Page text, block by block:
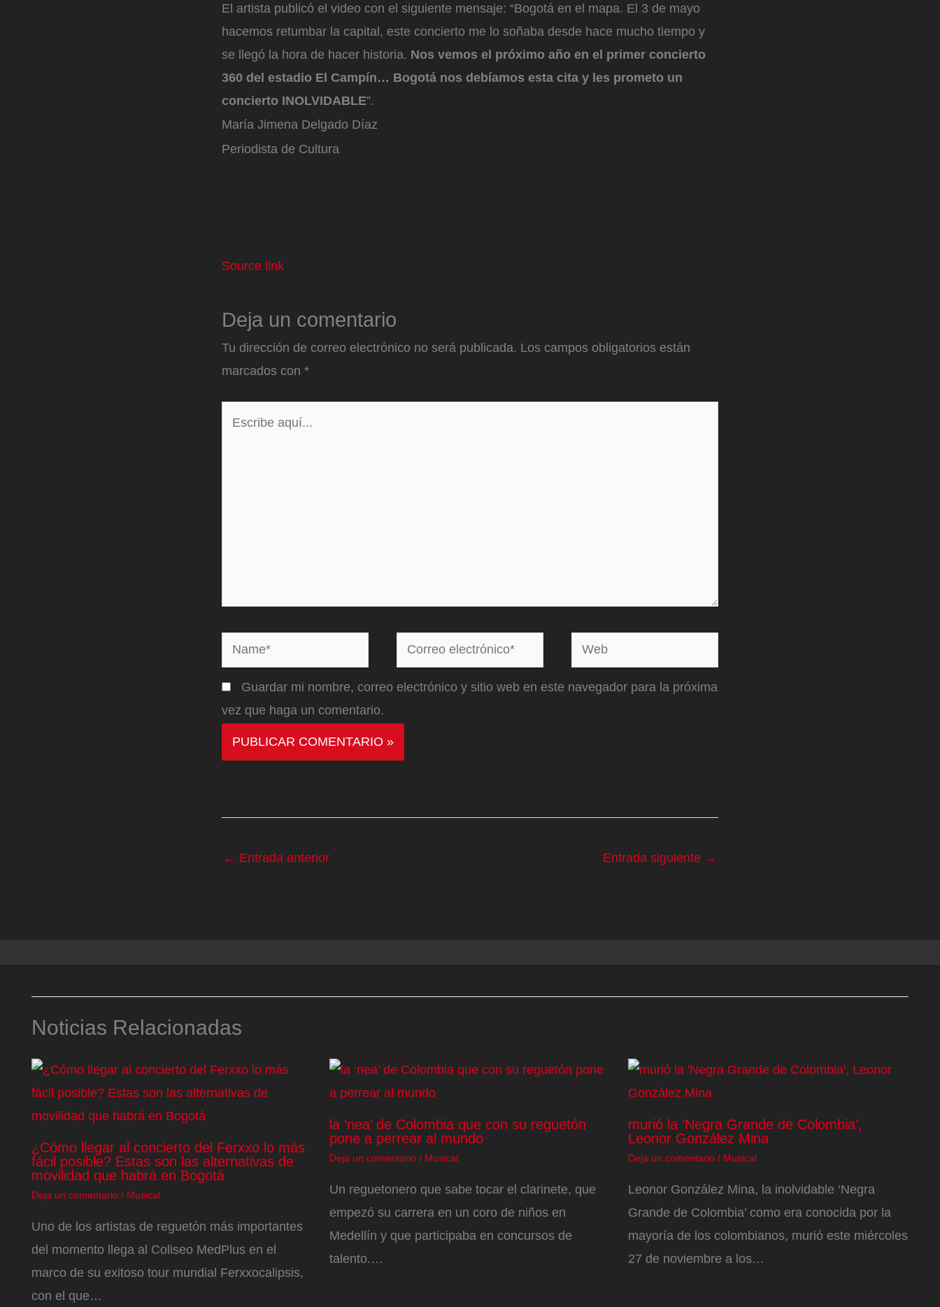
El artista publicó el video con el siguiente mensaje: “Bogotá en el mapa. El 3 de mayo
hacemos retumbar la capital, este concierto me lo soñaba desde hace mucho tiempo y
se llegó la hora de hacer historia. Nos vemos el próximo año en el primer concierto
360 del estadio El Campín… Bogotá nos debíamos esta cita y les prometo un
concierto INOLVIDABLE”.
María Jimena Delgado Díaz
Periodista de Cultura
Source link
Deja un comentario
Tu dirección de correo electrónico no será publicada. Los campos obligatorios están
marcados con *
Name*
Correo
electrónico*
Web
Guardar mi nombre, correo electrónico y sitio web en este navegador para la próxima
vez que haga un comentario.
← Entrada anterior Entrada siguiente →
Noticias Relacionadas
¿Cómo llegar al concierto del Ferxxo lo más
fácil posible? Estas son las alternativas de
movilidad que habrá en Bogotá
Deja un comentario / Musical
Uno de los artistas de reguetón más importantes
del momento llega al Coliseo MedPlus en el
marco de su exitoso tour mundial Ferxxocalipsis,
con el que…
la ‘nea’ de Colombia que con su reguetón
pone a perrear al mundo
Deja un comentario / Musical
Un reguetonero que sabe tocar el clarinete, que
empezó su carrera en un coro de niños en
Medellín y que participaba en concursos de
talento.…
murió la ‘Negra Grande de Colombia’,
Leonor González Mina
Deja un comentario / Musical
Leonor González Mina, la inolvidable ‘Negra
Grande de Colombia’ como era conocida por la
mayoría de los colombianos, murió este miércoles
27 de noviembre a los…